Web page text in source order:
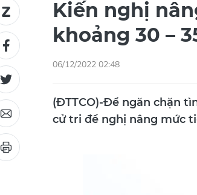
Kiến nghị
khoảng 30 –
06/12/2022 02:48
(ĐTTCO)-Để ngăn chặn
cử tri đề nghị nâng mức